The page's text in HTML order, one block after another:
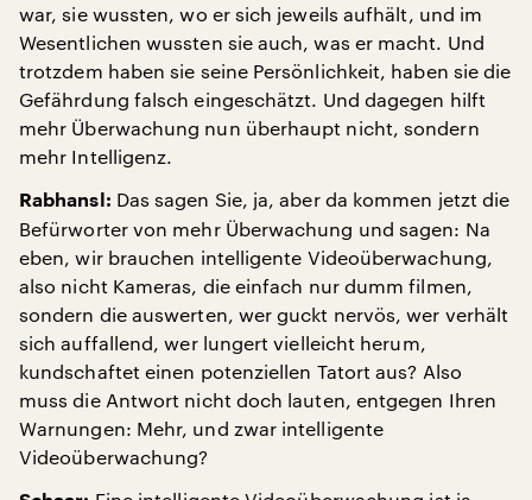
war, sie wussten, wo er sich jeweils aufhält, und im
Wesentlichen wussten sie auch, was er macht. Und
trotzdem haben sie seine Persönlichkeit, haben sie die
Gefährdung falsch eingeschätzt. Und dagegen hilft
mehr Überwachung nun überhaupt nicht, sondern
mehr Intelligenz.
Rabhansl: Das sagen Sie, ja, aber da kommen jetzt die
Befürworter von mehr Überwachung und sagen: Na
eben, wir brauchen intelligente Videoüberwachung,
also nicht Kameras, die einfach nur dumm filmen,
sondern die auswerten, wer guckt nervös, wer verhält
sich auffallend, wer lungert vielleicht herum,
kundschaftet einen potenziellen Tatort aus? Also
muss die Antwort nicht doch lauten, entgegen Ihren
Warnungen: Mehr, und zwar intelligente
Videoüberwachung?